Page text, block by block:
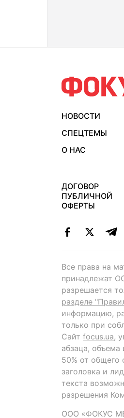
НОВОСТИ
СПЕЦТЕМЫ
О НАС
ДОГОВОР
ПУБЛИЧНОЙ
ОФЕРТЫ
Все права на
принадлежат
разрешается
разделе
информацию,
только при
Сайт focus.ua,
абзаца,
50% от общего
заголовка и
текста
разрешения
ООО «ФОКУС